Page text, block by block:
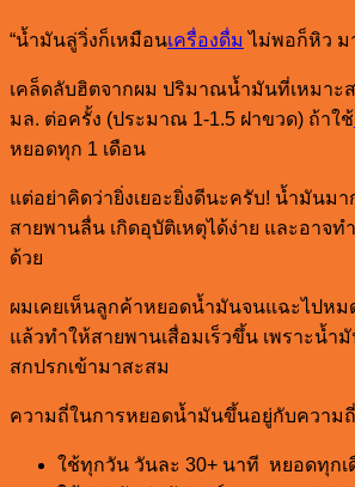
“น้ำมันลู่วิ่งก็เหมือนเครื่องดื่ม ไม่พอก็หิว ม
เคล็ดลับฮิตจากผม ปริมาณน้ำมันที่เหมาะ
มล. ต่อครั้ง (ประมาณ 1-1.5 ฝาขวด) ถ้าใช้
หยอดทุก 1 เดือน
แต่อย่าคิดว่ายิ่งเยอะยิ่งดีนะครับ! น้ำมันมา
สายพานลื่น เกิดอุบัติเหตุได้ง่าย และอาจ
ด้วย
ผมเคยเห็นลูกค้าหยอดน้ำมันจนแฉะไปหม
แล้วทำให้สายพานเสื่อมเร็วขึ้น เพราะน้ำ
สกปรกเข้ามาสะสม
ความถี่ในการหยอดน้ำมันขึ้นอยู่กับความ
ใช้ทุกวัน วันละ 30+ นาที หยอดทุกเ